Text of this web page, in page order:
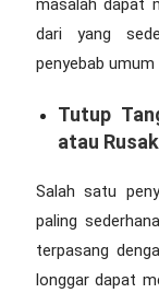
masalah dapat
dari yang
penyebab umum
Tutup
atau
Salah satu
paling
terpasang
longgar dapat